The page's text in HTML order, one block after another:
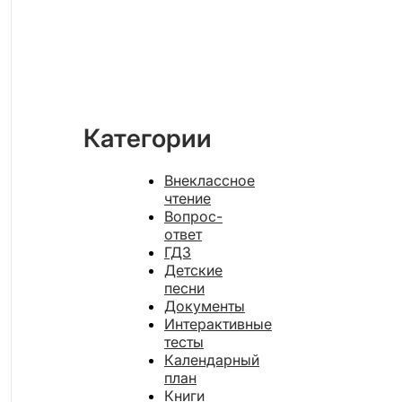
Категории
Внеклассное
чтение
Вопрос-
ответ
ГДЗ
Детские
песни
Документы
Интерактивные
тесты
Календарный
план
Книги